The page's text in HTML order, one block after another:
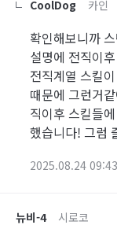
CoolDog 카인
확인해보니까
설명에 전직이
전직계열 스킬
때문에 그런거
직이후 스킬들
했습니다! 그럼
2025.08.24 09:43
뉴비-4 시로코